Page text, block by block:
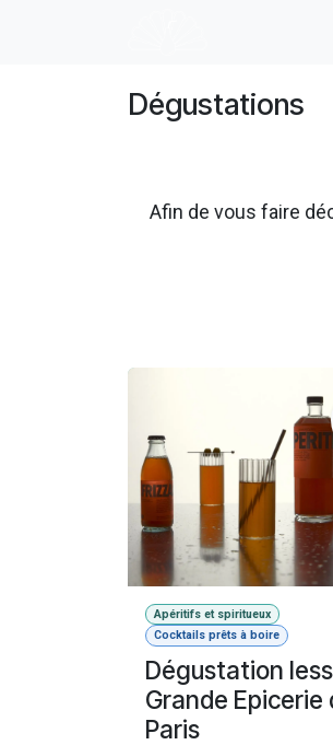
Dégustations
Afin de vous faire
Apéritifs et spiritueux
Cocktails prêts à boire
Dégustation
Grande Epicerie
Paris